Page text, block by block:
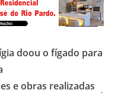
doou o fígado para
e obras realizadas